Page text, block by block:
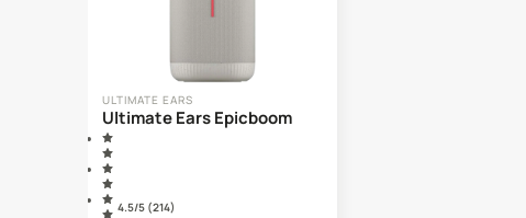
ULTIMATE EARS
Ultimate Ears Epicboom
4.5/5 (214)